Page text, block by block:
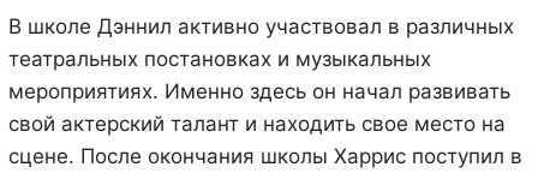
В школе Дэннил активно участвовал в различных
театральных постановках и музыкальных
мероприятиях. Именно здесь он начал развивать
свой актерский талант и находить свое место на
сцене. После окончания школы Харрис поступил в